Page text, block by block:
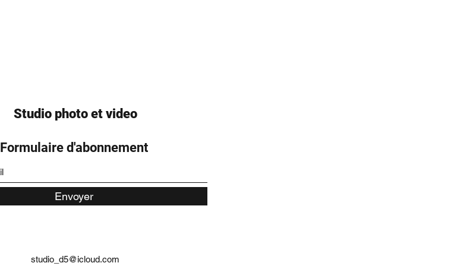
Studio photo et video
Formulaire d'abonnement
Envoyer
studio_d5@icloud.com